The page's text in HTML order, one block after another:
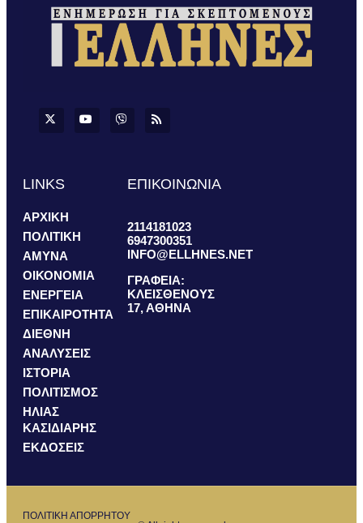
LINKS
ΑΡΧΙΚΗ
ΠΟΛΙΤΙΚΗ
ΑΜΥΝΑ
ΟΙΚΟΝΟΜΙΑ
ΕΝΕΡΓΕΙΑ
ΕΠΙΚΑΙΡΟΤΗΤΑ
ΔΙΕΘΝΗ
ΑΝΑΛΥΣΕΙΣ
ΙΣΤΟΡΙΑ
ΠΟΛΙΤΙΣΜΟΣ
ΗΛΙΑΣ
ΚΑΣΙΔΙΑΡΗΣ
ΕΚΔΟΣΕΙΣ
ΕΠΙΚΟΙΝΩΝΙΑ
2114181023
6947300351
INFO@ELLHNES.NET
ΓΡΑΦΕΙΑ:
ΚΛΕΙΣΘΕΝΟΥΣ
17, ΑΘΗΝΑ
ΠΟΛΙΤΙΚΗ ΑΠΟΡΡΗΤΟΥ